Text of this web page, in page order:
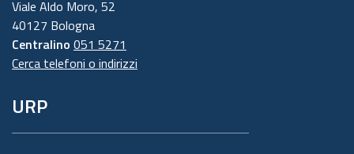
Viale Aldo Moro, 52
40127 Bologna
Centralino 051 5271
Cerca telefoni o indirizzi
URP